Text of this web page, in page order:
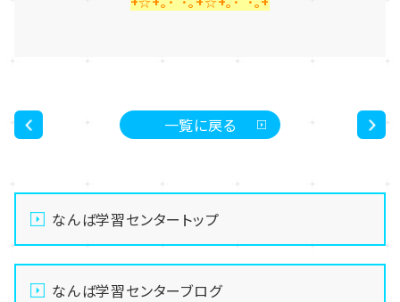
一覧に戻る
なんば学習センタートップ
なんば学習センターブログ